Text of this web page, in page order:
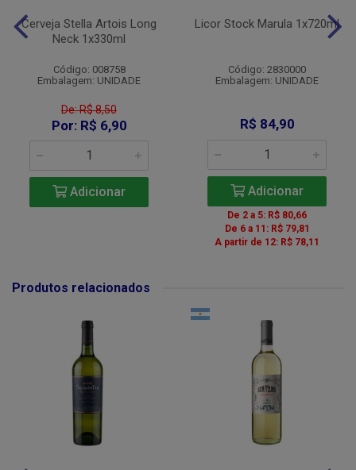
Cerveja Stella Artois Long
Neck 1x330ml
Código: 008758
Embalagem: UNIDADE
De: R$ 8,50
Por: R$ 6,90
Adicionar
Licor Stock Marula 1x720ml
Código: 2830000
Embalagem: UNIDADE
R$ 84,90
Adicionar
De 2 a 5: R$ 80,66
De 6 a 11: R$ 79,81
A partir de 12: R$ 78,11
Produtos relacionados